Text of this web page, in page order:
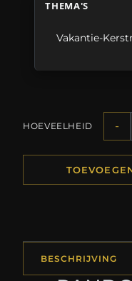
THEMA'S
Vakantie-
HOEVEELHEID -
BESCHRIJVING